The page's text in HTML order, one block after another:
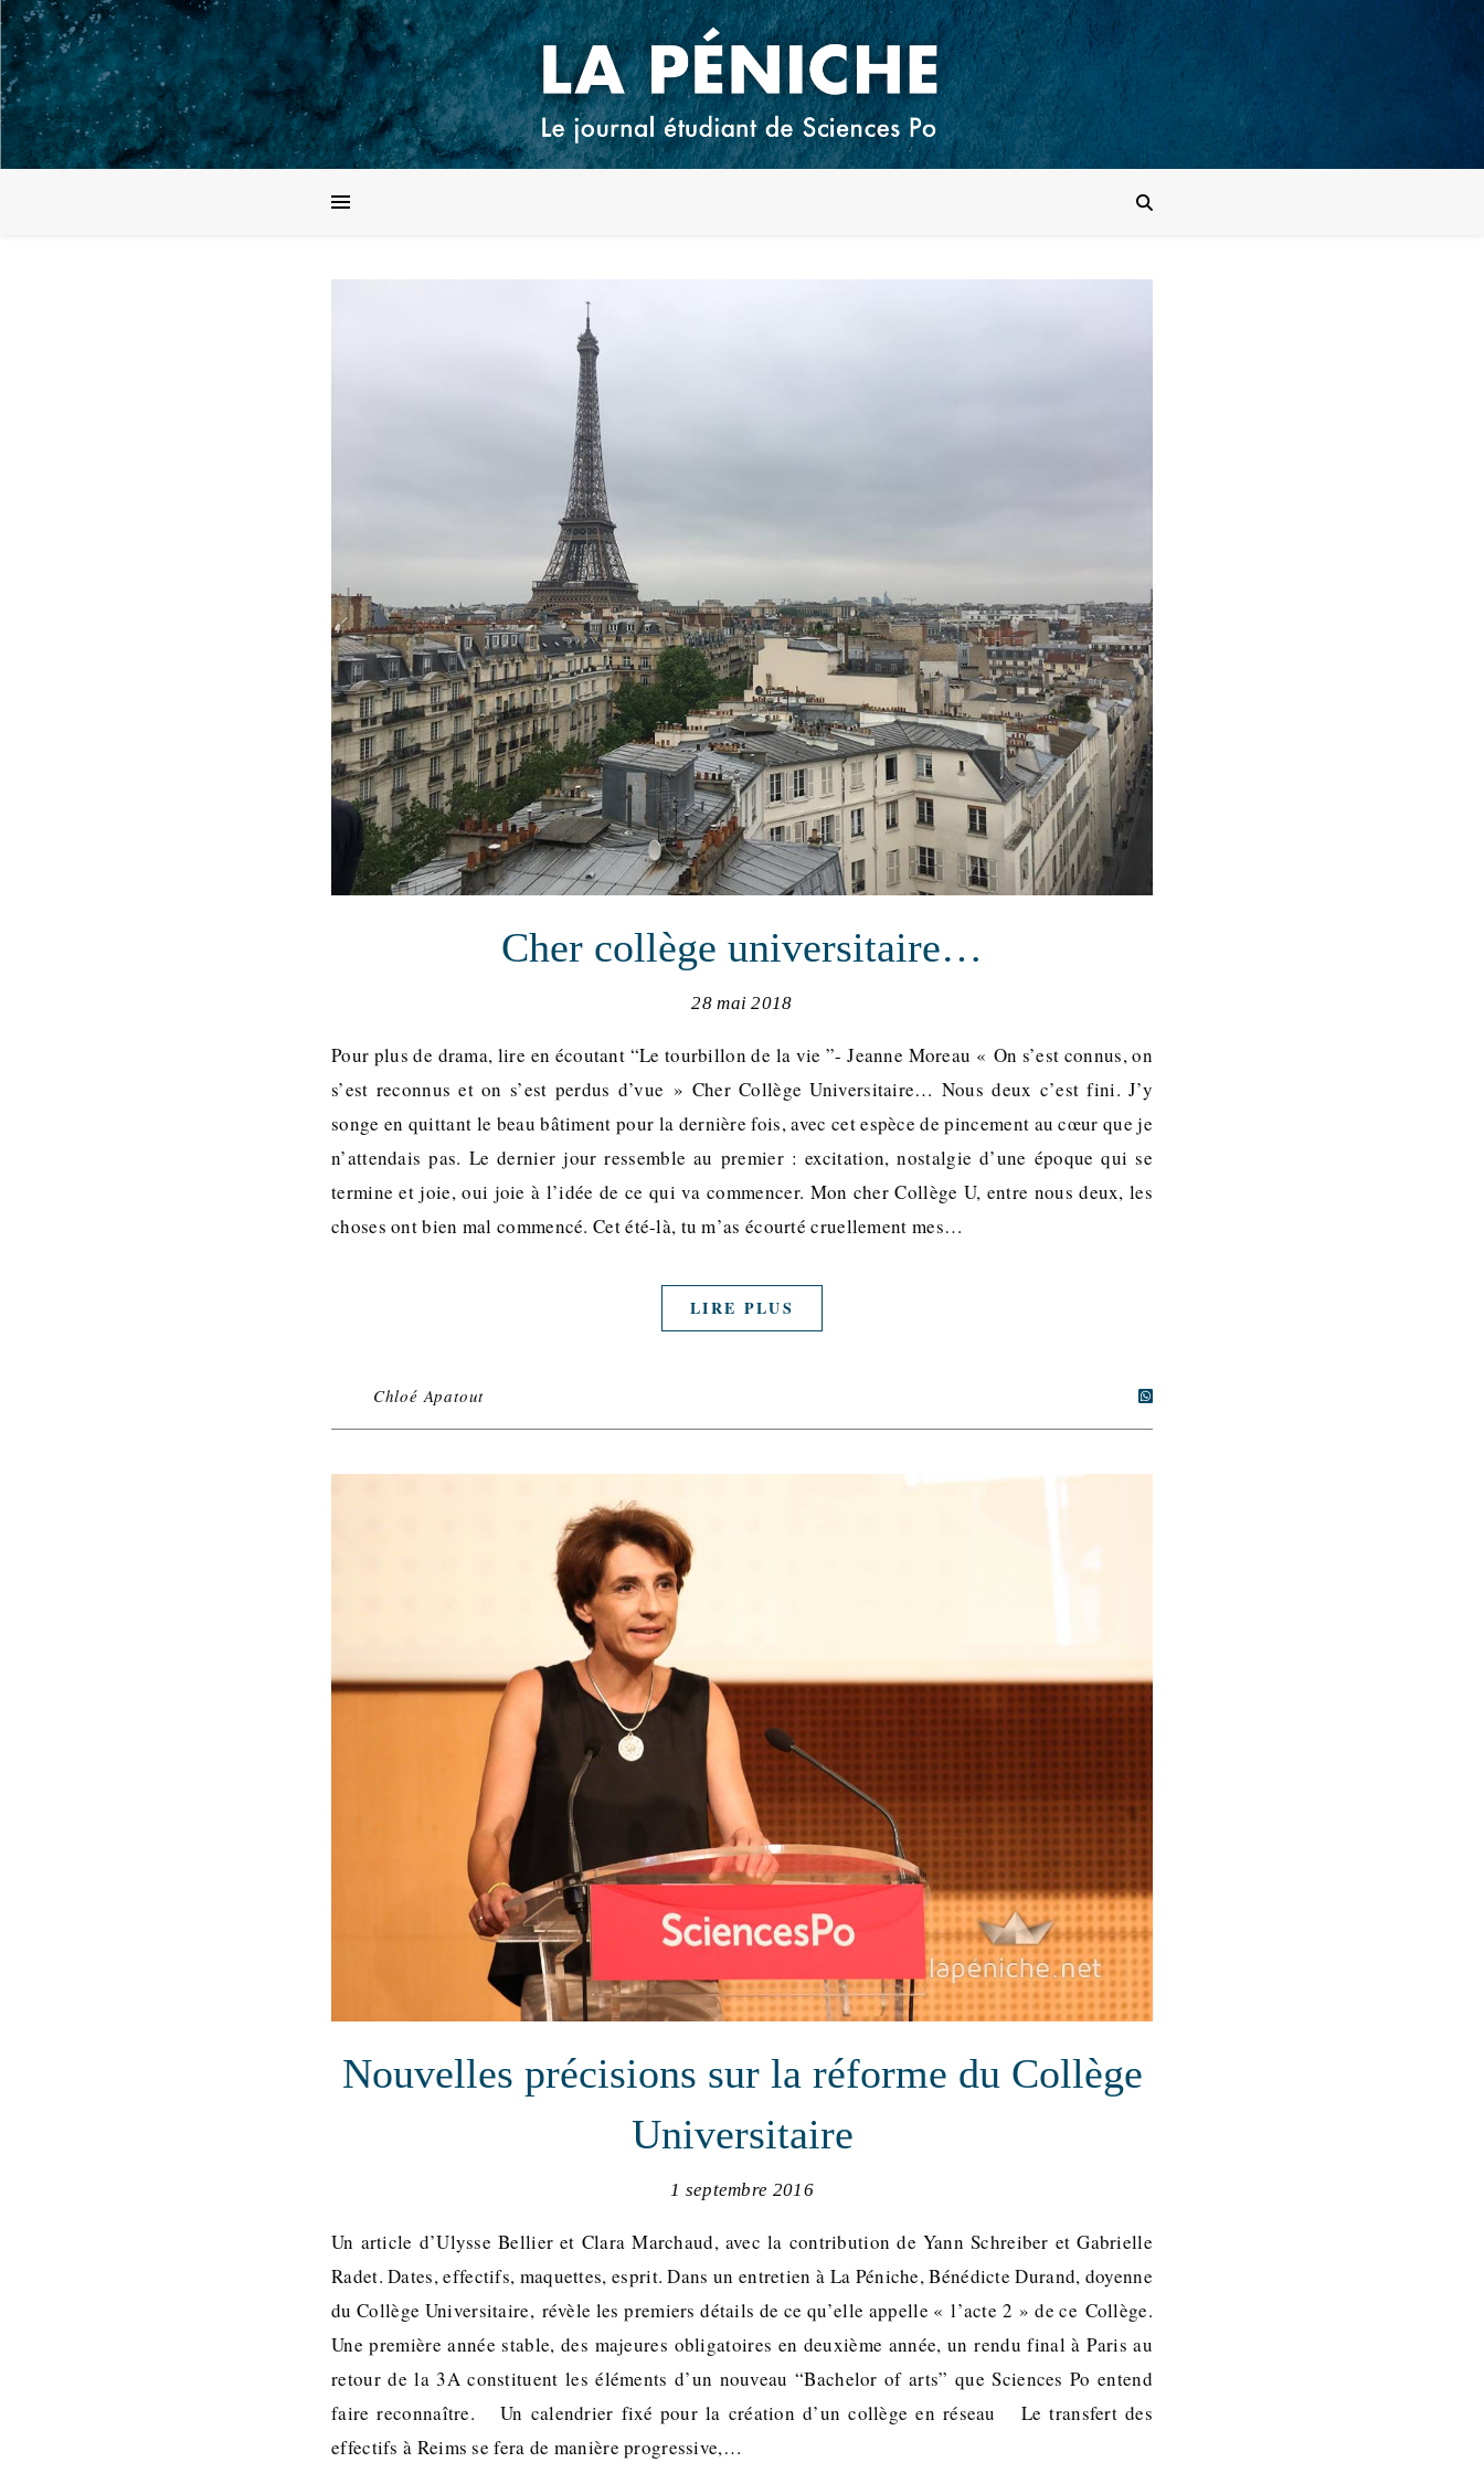
Cher collège universitaire…
28 mai 2018
Pour plus de drama, lire en écoutant “Le tourbillon de la vie ”- Jeanne Moreau « On s’est connus, on
s’est reconnus et on s’est perdus d’vue » Cher Collège Universitaire… Nous deux c’est fini. J’y
songe en quittant le beau bâtiment pour la dernière fois, avec cet espèce de pincement au cœur que je
n’attendais pas. Le dernier jour ressemble au premier : excitation, nostalgie d’une époque qui se
termine et joie, oui joie à l’idée de ce qui va commencer. Mon cher Collège U, entre nous deux, les
choses ont bien mal commencé. Cet été-là, tu m’as écourté cruellement mes…
LIRE PLUS
Chloé Apatout
Nouvelles précisions sur la réforme du Collège
Universitaire
1 septembre 2016
Un article d’Ulysse Bellier et Clara Marchaud, avec la contribution de Yann Schreiber et Gabrielle
Radet. Dates, effectifs, maquettes, esprit. Dans un entretien à La Péniche, Bénédicte Durand, doyenne
du Collège Universitaire, révèle les premiers détails de ce qu’elle appelle « l’acte 2 » de ce Collège.
Une première année stable, des majeures obligatoires en deuxième année, un rendu final à Paris au
retour de la 3A constituent les éléments d’un nouveau “Bachelor of arts” que Sciences Po entend
faire reconnaître. Un calendrier fixé pour la création d’un collège en réseau Le transfert des
effectifs à Reims se fera de manière progressive,…